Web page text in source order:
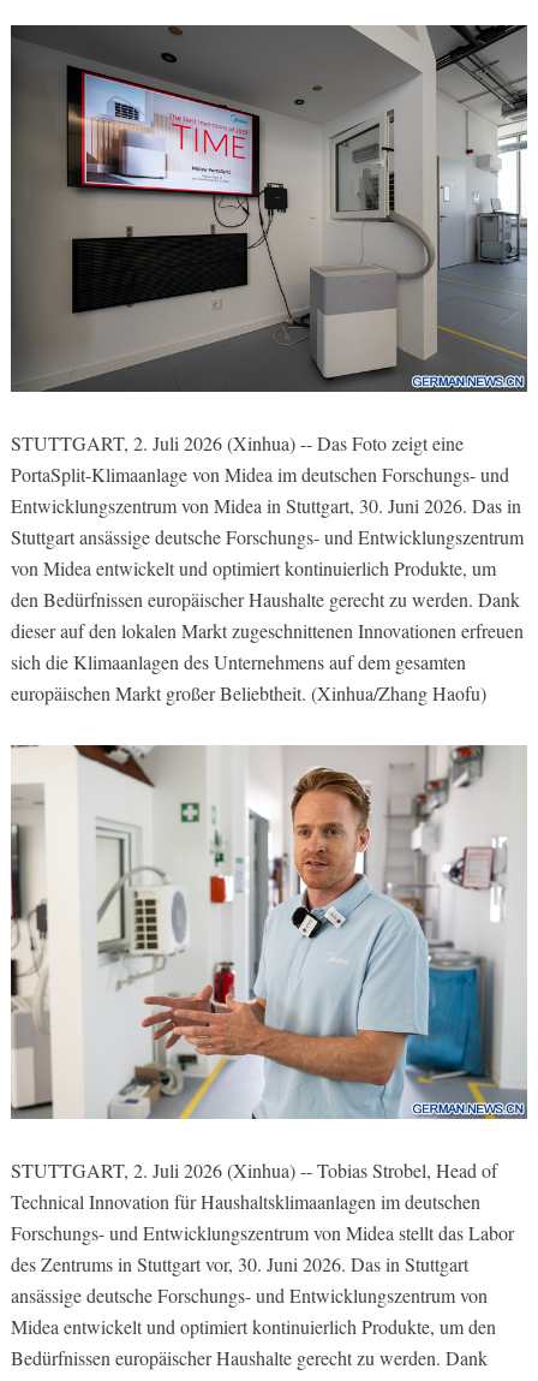
STUTTGART, 2. Juli 2026 (Xinhua) -- Das Foto zeigt eine
PortaSplit-Klimaanlage von Midea im deutschen Forschungs- und
Entwicklungszentrum von Midea in Stuttgart, 30. Juni 2026. Das in
Stuttgart ansässige deutsche Forschungs- und Entwicklungszentrum
von Midea entwickelt und optimiert kontinuierlich Produkte, um
den Bedürfnissen europäischer Haushalte gerecht zu werden. Dank
dieser auf den lokalen Markt zugeschnittenen Innovationen erfreuen
sich die Klimaanlagen des Unternehmens auf dem gesamten
europäischen Markt großer Beliebtheit. (Xinhua/Zhang Haofu)
STUTTGART, 2. Juli 2026 (Xinhua) -- Tobias Strobel, Head of
Technical Innovation für Haushaltsklimaanlagen im deutschen
Forschungs- und Entwicklungszentrum von Midea stellt das Labor
des Zentrums in Stuttgart vor, 30. Juni 2026. Das in Stuttgart
ansässige deutsche Forschungs- und Entwicklungszentrum von
Midea entwickelt und optimiert kontinuierlich Produkte, um den
Bedürfnissen europäischer Haushalte gerecht zu werden. Dank